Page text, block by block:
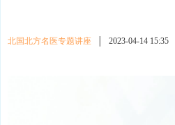
北国北方名医专题讲座 2023-04-14 15:35